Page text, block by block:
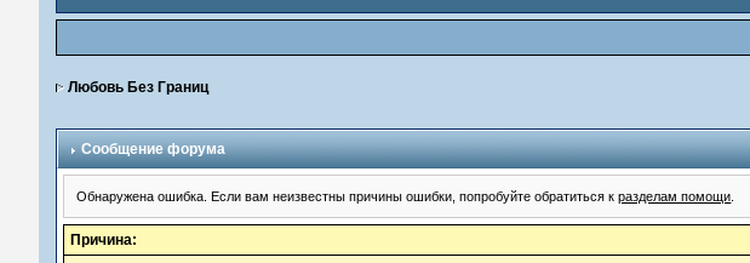
Любовь Без Границ
Сообщение форума
Обнаружена ошибка. Если вам неизвестны причины ошибки, попробуйте обратиться кразделам помощи
Причина: